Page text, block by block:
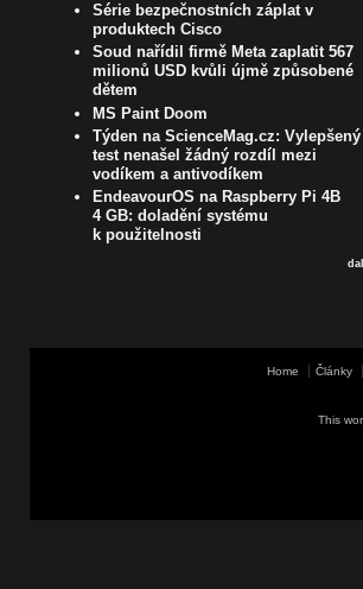
Série bezpečnostních záplat v
produktech Cisco
Soud nařídil firmě Meta zaplatit 567
milionů USD kvůli újmě způsobené
dětem
MS Paint Doom
Týden na ScienceMag.cz: Vylepšený
test nenašel žádný rozdíl mezi
vodíkem a antivodíkem
EndeavourOS na Raspberry Pi 4B
4 GB: doladění systému
k použitelnosti
Home Články
This